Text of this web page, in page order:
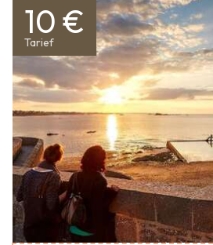
10 €
Tarief